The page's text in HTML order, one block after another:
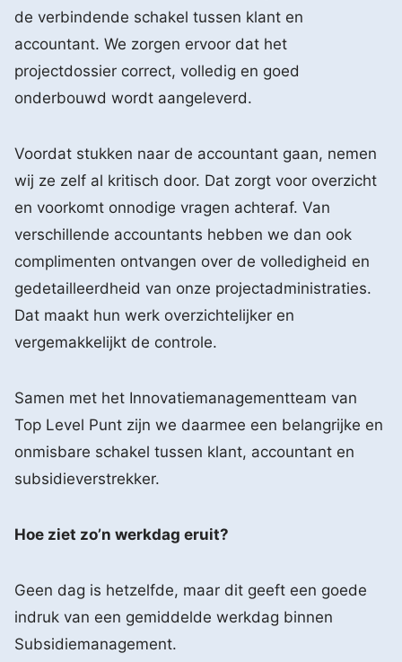
de verbindende schakel tussen klant en
accountant. We zorgen ervoor dat het
projectdossier correct, volledig en goed
onderbouwd wordt aangeleverd.
Voordat stukken naar de accountant gaan, nemen
wij ze zelf al kritisch door. Dat zorgt voor overzicht
en voorkomt onnodige vragen achteraf. Van
verschillende accountants hebben we dan ook
complimenten ontvangen over de volledigheid en
gedetailleerdheid van onze projectadministraties.
Dat maakt hun werk overzichtelijker en
vergemakkelijkt de controle.
Samen met het Innovatiemanagementteam van
Top Level Punt zijn we daarmee een belangrijke en
onmisbare schakel tussen klant, accountant en
subsidieverstrekker.
Hoe ziet zo’n werkdag eruit?
Geen dag is hetzelfde, maar dit geeft een goede
indruk van een gemiddelde werkdag binnen
Subsidiemanagement.